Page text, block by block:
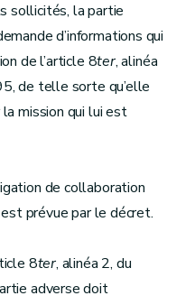
sollicités, la partie
d’informations qui
de l’article 8ter, alinéa
de telle sorte qu’elle
la mission qui lui est
de collaboration
prévue par le décret.
8ter, alinéa 2, du
adverse doit